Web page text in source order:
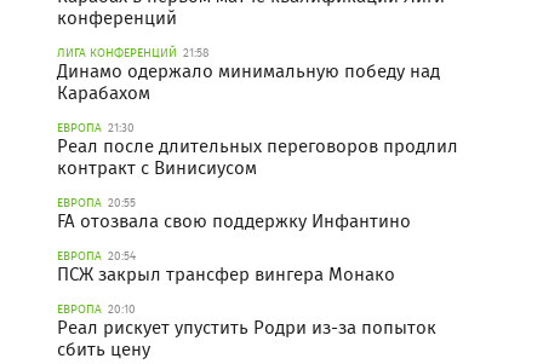
конференций
ЛИГА КОНФЕРЕНЦИЙ 21:58
Динамо одержало минимальную победу над
Карабахом
ЕВРОПА 21:30
Реал после длительных переговоров продлил
контракт с Винисиусом
ЕВРОПА 20:55
FA отозвала свою поддержку Инфантино
ЕВРОПА 20:54
ПСЖ закрыл трансфер вингера Монако
ЕВРОПА 20:10
Реал рискует упустить Родри из-за попыток
сбить цену